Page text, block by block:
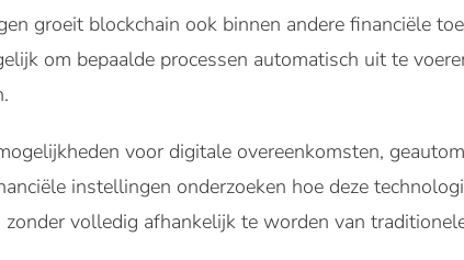
groeit blockchain ook binnen andere financiële
om bepaalde processen automatisch uit te
voor digitale overeenkomsten,
instellingen onderzoeken hoe deze
volledig afhankelijk te worden van